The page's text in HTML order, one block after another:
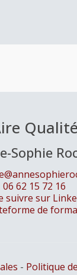
Qualité
Sophie
06 62 15 72 16
suivre sur
de
- Politique